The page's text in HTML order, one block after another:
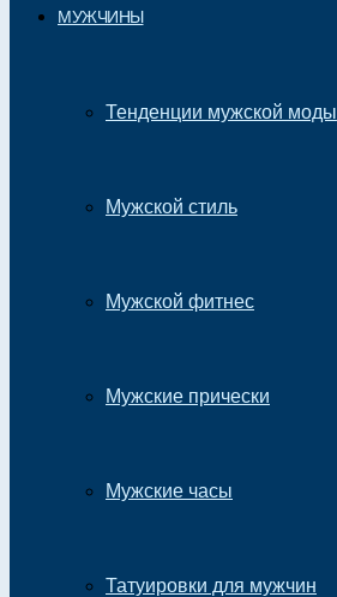
МУЖЧИНЫ
Тенденции мужской моды
Мужской стиль
Мужской фитнес
Мужские прически
Мужские часы
Татуировки для мужчин